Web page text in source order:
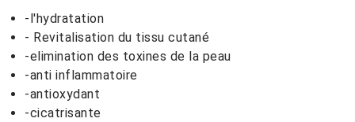
-l'hydratation
- Revitalisation du tissu cutané
-elimination des toxines de la peau
-anti inflammatoire
-antioxydant
-cicatrisante